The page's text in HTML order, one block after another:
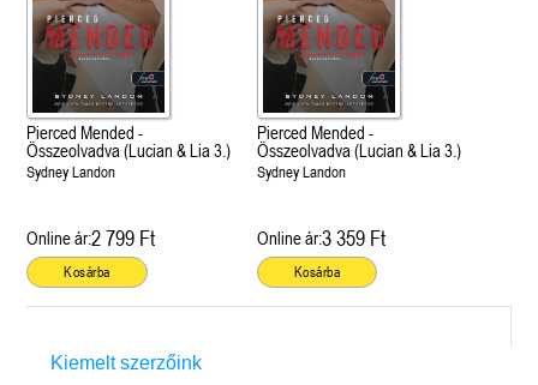
Pierced Mended -
Összeolvadva (Lucian & Lia 3.)
Sydney Landon
Online ár:2 799 Ft
Kosárba
Pierced Mended -
Összeolvadva (Lucian & Lia 3.)
Sydney Landon
Online ár:3 359 Ft
Kosárba
Kiemelt szerzőink